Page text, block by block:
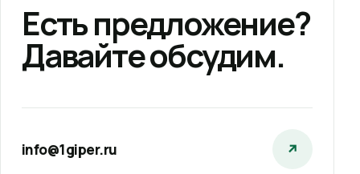
Есть предложение?
Давайте обсудим.
info@1giper.ru ↗